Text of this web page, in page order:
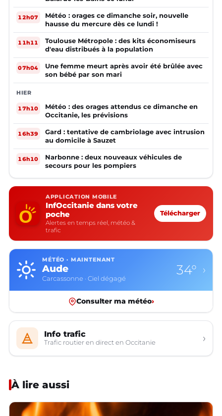
12h07
Météo : orages ce dimanche soir, nouvelle
hausse du mercure dès ce lundi !
11h11
Toulouse Métropole : des kits économiseurs
d'eau distribués à la population
07h04
Une femme meurt après avoir été brûlée avec
son bébé par son mari
HIER
17h10
Météo : des orages attendus ce dimanche en
Occitanie, les prévisions
16h39
Gard : tentative de cambriolage avec intrusion
au domicile à Sauzet
16h10
Narbonne : deux nouveaux véhicules de
secours pour les pompiers
APPLICATION MOBILE
InfOccitanie dans votre
poche
Alertes en temps réel, météo &
trafic
Télécharger
MÉTÉO · MAINTENANT
Aude
Carcassonne · Ciel dégagé
34° ›
Consulter ma météo›
Info trafic
Trafic routier en direct en Occitanie ›
À lire aussi